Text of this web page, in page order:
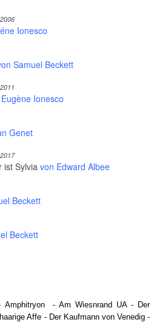
Ionesco
Samuel Beckett
Ionesco
Genet
ist Sylviavon Edward Albee
Beckett
Beckett
Amphitryon -Am Wiesnrand UA - Der
Affe - Der Kaufmann von Venedig-